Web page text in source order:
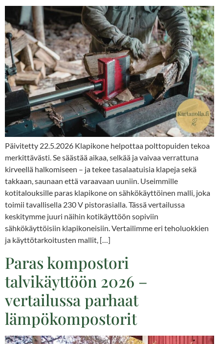
Päivitetty 22.5.2026 Klapikone helpottaa polttopuiden tekoa
merkittävästi. Se säästää aikaa, selkää ja vaivaa verrattuna
kirveellä halkomiseen – ja tekee tasalaatuisia klapeja sekä
takkaan, saunaan että varaavaan uuniin. Useimmille
kotitalouksille paras klapikone on sähkökäyttöinen malli, joka
toimii tavallisella 230 V pistorasialla. Tässä vertailussa
keskitymme juuri näihin kotikäyttöön sopiviin
sähkökäyttöisiin klapikoneisiin. Vertailimme eri teholuokkien
ja käyttötarkoitusten mallit, […]
Paras kompostori
talvikäyttöön 2026 –
vertailussa parhaat
lämpökompostorit